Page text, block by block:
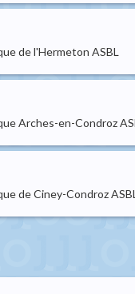
de l'Hermeton ASBL
Arches-en-Condroz
de Ciney-Condroz ASBL